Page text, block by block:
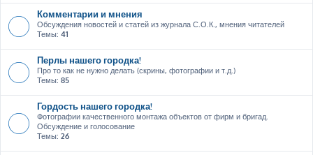
Комментарии и мнения
Обсуждения новостей и статей из журнала С.О.К., мнения читателей
Темы: 41
Перлы нашего городка!
Про то как не нужно делать (скрины, фотографии и т.д.)
Темы: 85
Гордость нашего городка!
Фотографии качественного монтажа объектов от фирм и бригад.
Обсуждение и голосование
Темы: 26